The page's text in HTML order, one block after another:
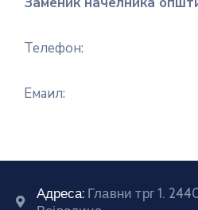
Телефон:
Емаил:
Адреса: Главни трг 1.